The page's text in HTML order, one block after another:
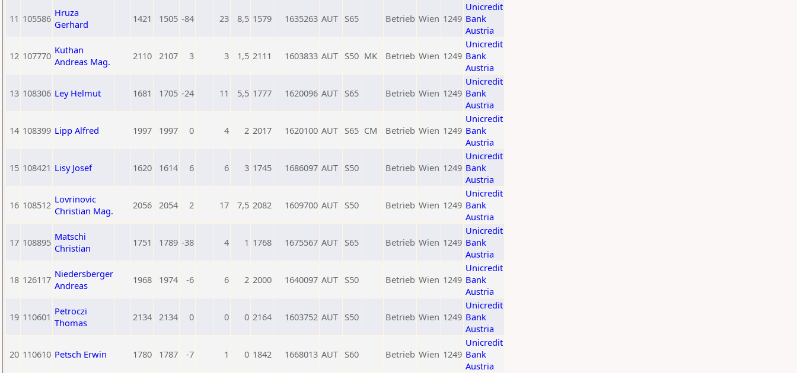
11 105586 Hruza
Gerhard
1421 1505 -84 23 8,5 1579 1635263 AUT S65 Betrieb Wien 1249
Unicredit
Bank
Austria
12 107770 Kuthan
Andreas Mag.
2110 2107 3 3 1,5 2111 1603833 AUT S50 MK Betrieb Wien 1249
Unicredit
Bank
Austria
13 108306 Ley Helmut 1681 1705 -24 11 5,5 1777 1620096 AUT S65 Betrieb Wien 1249
Unicredit
Bank
Austria
14 108399 Lipp Alfred 1997 1997 0 4 2 2017 1620100 AUT S65 CM Betrieb Wien 1249
Unicredit
Bank
Austria
15 108421 Lisy Josef 1620 1614 6 6 3 1745 1686097 AUT S50 Betrieb Wien 1249
Unicredit
Bank
Austria
16 108512 Lovrinovic
Christian Mag.
2056 2054 2 17 7,5 2082 1609700 AUT S50 Betrieb Wien 1249
Unicredit
Bank
Austria
17 108895 Matschi
Christian
1751 1789 -38 4 1 1768 1675567 AUT S65 Betrieb Wien 1249
Unicredit
Bank
Austria
18 126117 Niedersberger
Andreas
1968 1974 -6 6 2 2000 1640097 AUT S50 Betrieb Wien 1249
Unicredit
Bank
Austria
19 110601 Petroczi
Thomas
2134 2134 0 0 0 2164 1603752 AUT S50 Betrieb Wien 1249
Unicredit
Bank
Austria
20 110610 Petsch Erwin 1780 1787 -7 1 0 1842 1668013 AUT S60 Betrieb Wien 1249
Unicredit
Bank
Austria